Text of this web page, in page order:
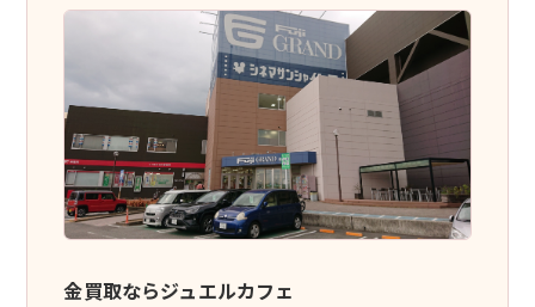
金買取ならジュエルカフェ